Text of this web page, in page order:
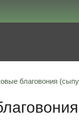
благовония